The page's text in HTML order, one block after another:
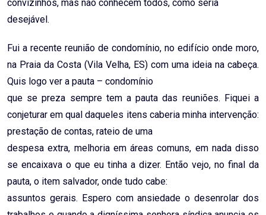
convizinhos, mas não conhecem todos, como seria
desejável.
Fui a recente reunião de condomínio, no edifício onde moro,
na Praia da Costa (Vila Velha, ES) com uma ideia na cabeça.
Quis logo ver a pauta – condomínio
que se preza sempre tem a pauta das reuniões. Fiquei a
conjeturar em qual daqueles itens caberia minha intervenção:
prestação de contas, rateio de uma
despesa extra, melhoria em áreas comuns, em nada disso
se encaixava o que eu tinha a dizer. Então vejo, no final da
pauta, o item salvador, onde tudo cabe:
assuntos gerais. Espero com ansiedade o desenrolar dos